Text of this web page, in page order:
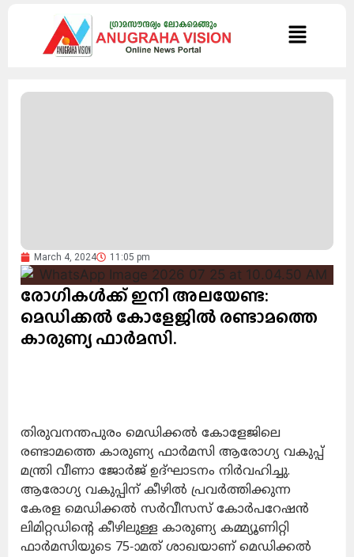
March 4, 2024 11:05 pm
രോഗികള്‍ക്ക് ഇനി അലയേണ്ട:
മെഡിക്കല്‍ കോളേജില്‍ രണ്ടാമത്തെ
കാരുണ്യ ഫാര്‍മസി.
തിരുവനന്തപുരം മെഡിക്കല്‍ കോളേജിലെ
രണ്ടാമത്തെ കാരുണ്യ ഫാര്‍മസി ആരോഗ്യ വകുപ്പ്
മന്ത്രി വീണാ ജോര്‍ജ് ഉദ്ഘാടനം നിര്‍വഹിച്ചു.
ആരോഗ്യ വകുപ്പിന് കീഴില്‍ പ്രവര്‍ത്തിക്കുന്ന
കേരള മെഡിക്കല്‍ സര്‍വീസസ് കോര്‍പറേഷന്‍
ലിമിറ്റഡിന്റെ കീഴിലുള്ള കാരുണ്യ കമ്മ്യൂണിറ്റി
ഫാര്‍മസിയുടെ 75-ാമത് ശാഖയാണ് മെഡിക്കല്‍